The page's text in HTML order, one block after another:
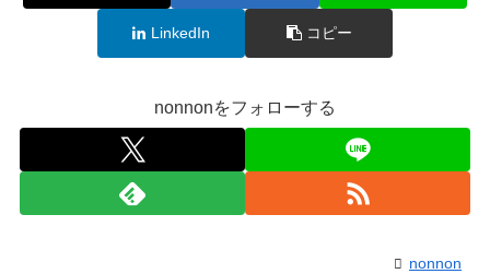
LinkedIn コピー
nonnonをフォローする
nonnon